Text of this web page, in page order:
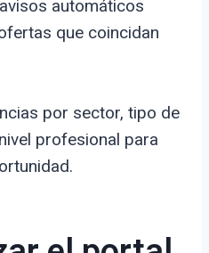
automáticos
que coincidan
por sector, tipo de
profesional para